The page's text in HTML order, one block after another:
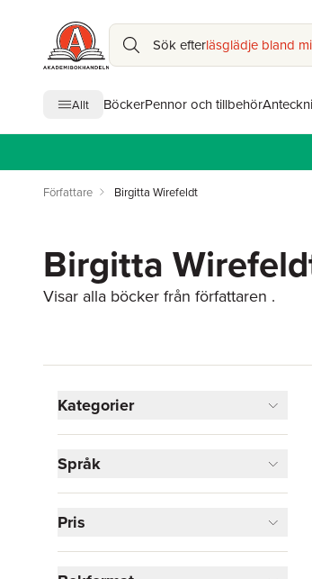
Sök efterläsglädje bland
Allt BöckerPennor och tillbehör
Författare Birgitta Wirefeldt
Birgitta
Visar alla böcker från författaren .
Kategorier
Språk
Pris